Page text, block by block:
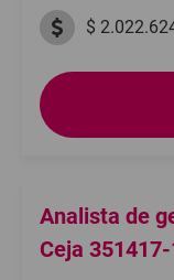
$
Analista de
Ceja